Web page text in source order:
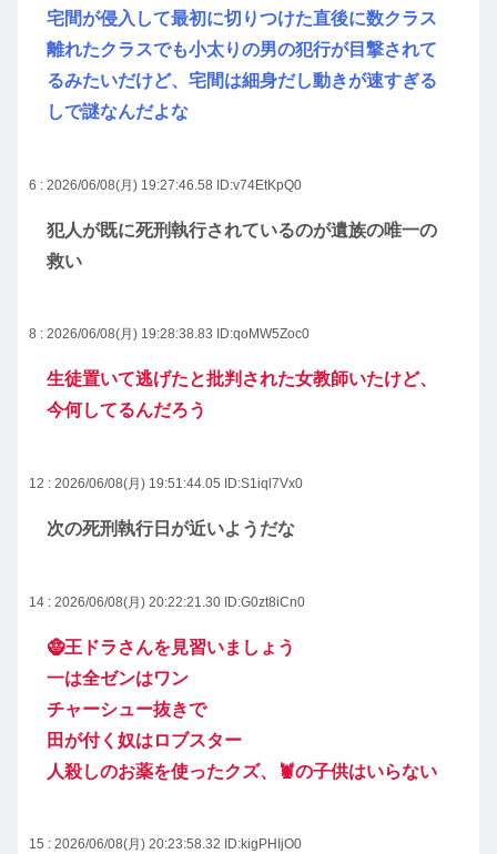
宅間が侵入して最初に切りつけた直後に数クラス
離れたクラスでも小太りの男の犯行が目撃されて
るみたいだけど、宅間は細身だし動きが速すぎる
しで謎なんだよな
6 : 2026/06/08(月) 19:27:46.58 ID:v74EtKpQ0
犯人が既に死刑執行されているのが遺族の唯一の
救い
8 : 2026/06/08(月) 19:28:38.83 ID:qoMW5Zoc0
生徒置いて逃げたと批判された女教師いたけど、
今何してるんだろう
12 : 2026/06/08(月) 19:51:44.05 ID:S1iql7Vx0
次の死刑執行日が近いようだな
14 : 2026/06/08(月) 20:22:21.30 ID:G0zt8iCn0
🧌王ドラさんを見習いましょう
一は全ゼンはワン
チャーシュー抜きで
田が付く奴はロブスター
人殺しのお薬を使ったクズ、🦞の子供はいらない
15 : 2026/06/08(月) 20:23:58.32 ID:kigPHIjO0